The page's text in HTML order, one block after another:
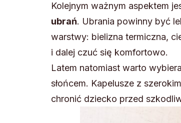
Kolejnym ważnym aspektem
ubrań. Ubrania powinny być
warstwy: bielizna termiczna,
i dalej czuć się komfortowo.
Latem natomiast warto
słońcem. Kapelusze z
chronić dziecko przed